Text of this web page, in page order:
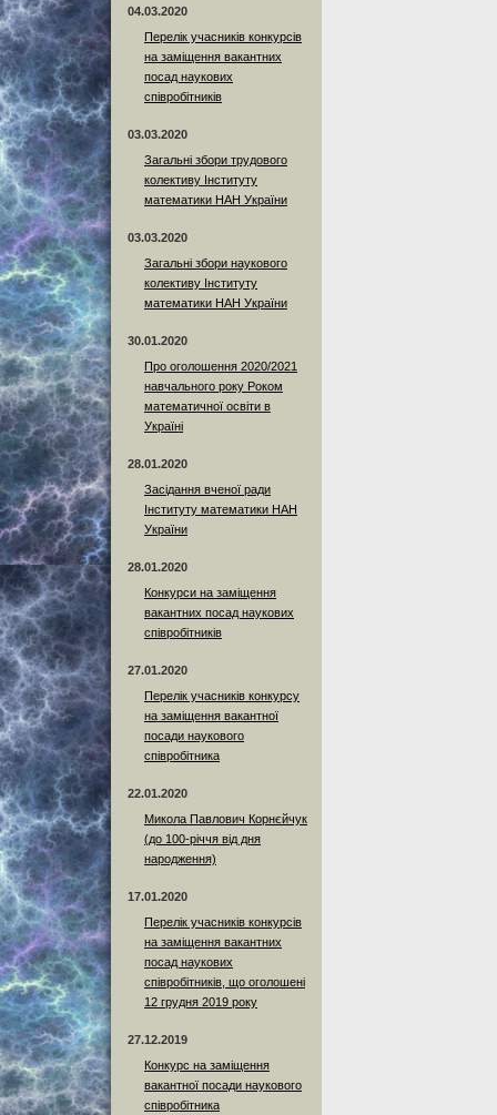
04.03.2020
Перелік учасників конкурсів
на заміщення вакантних
посад наукових
співробітників
03.03.2020
Загальні збори трудового
колективу Інституту
математики НАН України
03.03.2020
Загальні збори наукового
колективу Інституту
математики НАН України
30.01.2020
Про оголошення 2020/2021
навчального року Роком
математичної освіти в
Україні
28.01.2020
Засідання вченої ради
Інституту математики НАН
України
28.01.2020
Конкурси на заміщення
вакантних посад наукових
співробітників
27.01.2020
Перелік учасників конкурсу
на заміщення вакантної
посади наукового
співробітника
22.01.2020
Микола Павлович Корнєйчук
(до 100-річчя від дня
народження)
17.01.2020
Перелік учасників конкурсів
на заміщення вакантних
посад наукових
співробітників, що оголошені
12 грудня 2019 року
27.12.2019
Конкурс на заміщення
вакантної посади наукового
співробітника